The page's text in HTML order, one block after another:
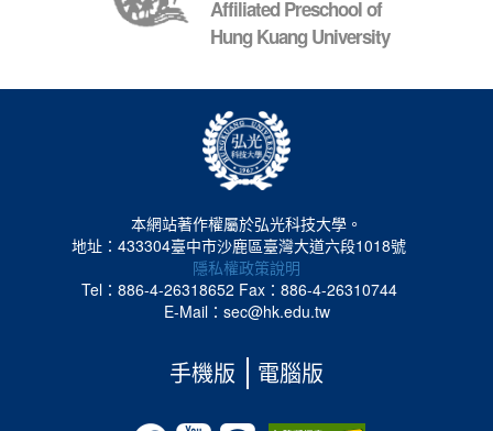
Affiliated Preschool of
Hung Kuang University
本網站著作權屬於弘光科技大學。
地址：433304臺中市沙鹿區臺灣大道六段1018號
隱私權政策說明
Tel：886-4-26318652 Fax：886-4-26310744
E-Mail：sec@hk.edu.tw
手機版 電腦版